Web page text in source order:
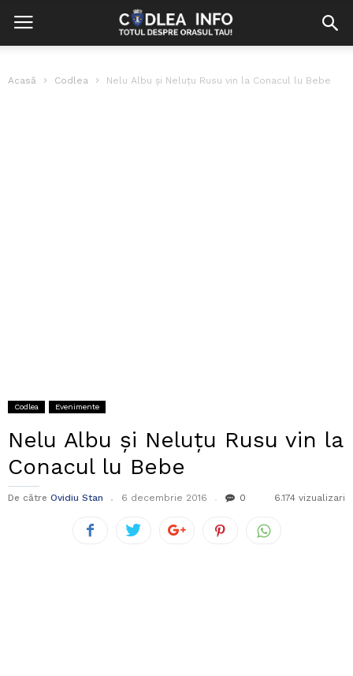
Acasă Codlea Nelu Albu și Neluțu Rusu vin la Conacul lu Bebe
Codlea Evenimente
Nelu Albu și Neluțu Rusu vin la
Conacul lu Bebe
De către Ovidiu Stan 6 decembrie 2016 0 6.174 vizualizari